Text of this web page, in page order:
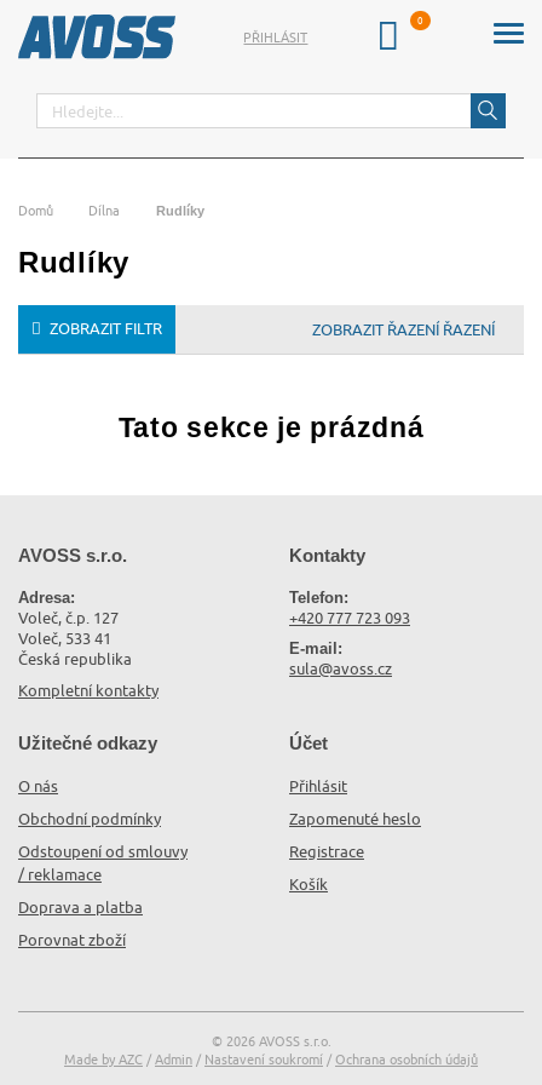
Hledat
PŘIHLÁSIT
Domů Dílna Rudlíky
Rudlíky
ZOBRAZIT FILTR ŘAZENÍ
Tato sekce je prázdná
AVOSS s.r.o.
Adresa:
Voleč, č.p. 127
Voleč, 533 41
Česká republika
Kompletní kontakty
Kontakty
Telefon:
+420 777 723 093
E-mail:
sula@avoss.cz
Užitečné odkazy
O nás
Obchodní podmínky
Odstoupení od smlouvy
/ reklamace
Doprava a platba
Porovnat zboží
Účet
Přihlásit
Zapomenuté heslo
Registrace
Košík
© 2026 AVOSS s.r.o.
Made by AZC / Admin / Nastavení soukromí / Ochrana osobních údajů